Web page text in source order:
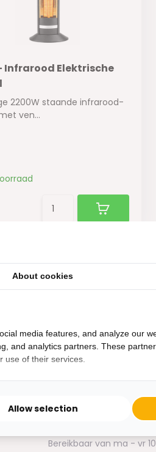
Infrarood Elektrische
2200W staande infrarood-
ven...
Binnen 24 uur antwoord
Bereikbaar van ma - vr
About cookies
media features, and analyze our
and analytics partners. These
use of their services.
Allow selection